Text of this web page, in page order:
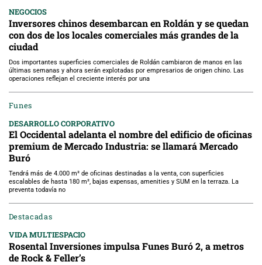
NEGOCIOS
Inversores chinos desembarcan en Roldán y se quedan
con dos de los locales comerciales más grandes de la
ciudad
Dos importantes superficies comerciales de Roldán cambiaron de manos en las
últimas semanas y ahora serán explotadas por empresarios de origen chino. Las
operaciones reflejan el creciente interés por una
Funes
DESARROLLO CORPORATIVO
El Occidental adelanta el nombre del edificio de oficinas
premium de Mercado Industria: se llamará Mercado
Buró
Tendrá más de 4.000 m² de oficinas destinadas a la venta, con superficies
escalables de hasta 180 m², bajas expensas, amenities y SUM en la terraza. La
preventa todavía no
Destacadas
VIDA MULTIESPACIO
Rosental Inversiones impulsa Funes Buró 2, a metros
de Rock & Feller’s